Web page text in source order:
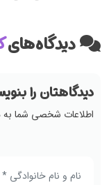
دیدگاه‌های
دیدگاهتان را
اطلاعات شخصی شما